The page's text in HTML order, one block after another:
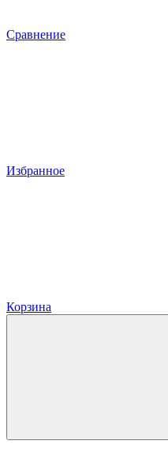
Сравнение
Избранное
Корзина